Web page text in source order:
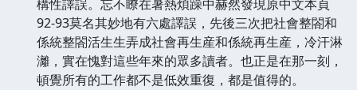
構性譯誤。忘不瞭在暑熱煩躁中赫然發現原中文本頁
92-93莫名其妙地有六處譯誤，先後三次把社會整閤和
係統整閤活生生弄成社會再生産和係統再生産，冷汗淋
灕，實在愧對這些年來的眾多讀者。也正是在那一刻，
頓覺所有的工作都不是低效重復，都是值得的。